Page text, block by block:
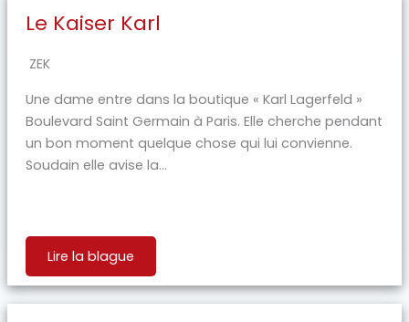
Le Kaiser Karl
ZEK
Une dame entre dans la boutique « Karl Lagerfeld »
Boulevard Saint Germain à Paris. Elle cherche pendant
un bon moment quelque chose qui lui convienne.
Soudain elle avise la...
Lire la blague